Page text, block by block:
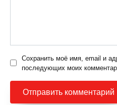
Сохранить моё имя, email и
последующих моих